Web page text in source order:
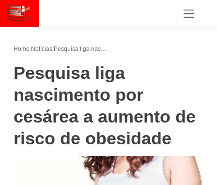
Home/Notícias/
Pesquisa liga
nascimento por
cesárea a aumento de
risco de obesidade